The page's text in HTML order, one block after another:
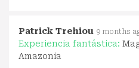
Patrick Trehiou 9 months
Experiencia fantástica:
Amazonia